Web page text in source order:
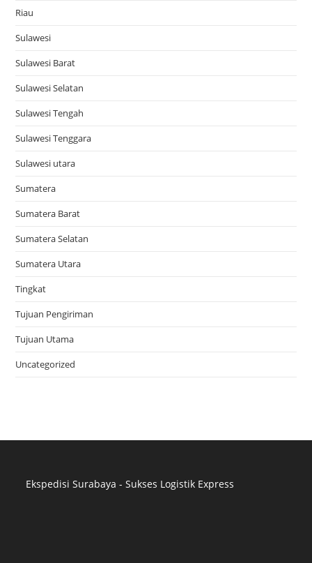
Riau
Sulawesi
Sulawesi Barat
Sulawesi Selatan
Sulawesi Tengah
Sulawesi Tenggara
Sulawesi utara
Sumatera
Sumatera Barat
Sumatera Selatan
Sumatera Utara
Tingkat
Tujuan Pengiriman
Tujuan Utama
Uncategorized
Ekspedisi Surabaya - Sukses Logistik Express